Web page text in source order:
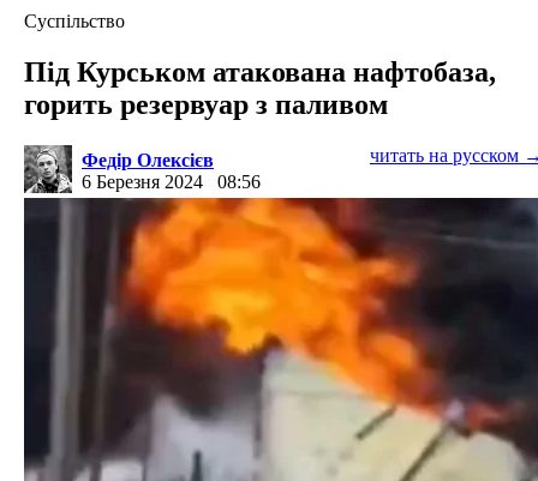
Суспільство
Під Курськом атакована нафтобаза,
горить резервуар з паливом
Федір Олексієв
6 Березня 2024
08:56
читать на русском